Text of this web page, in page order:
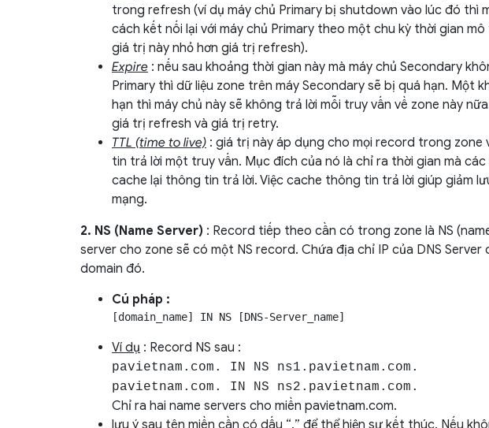
trong refresh (ví dụ máy chủ Primary bị shutdown vào lúc đó thì
cách kết nối lại với máy chủ Primary theo một chu kỳ thời gian
giá trị này nhỏ hơn giá trị refresh).
Expire : nếu sau khoảng thời gian này mà máy chủ Secondary
Primary thì dữ liệu zone trên máy Secondary sẽ bị quá hạn. Một
hạn thì máy chủ này sẽ không trả lời mỗi truy vấn về zone này
giá trị refresh và giá trị retry.
TTL (time to live) : giá trị này áp dụng cho mọi record trong
tin trả lời một truy vấn. Mục đích của nó là chỉ ra thời gian mà
cache lại thông tin trả lời. Việc cache thông tin trả lời giúp giảm
mạng.
2. NS (Name Server) : Record tiếp theo cần có trong zone là NS
server cho zone sẽ có một NS record. Chứa địa chỉ IP của DNS
domain đó.
Cú pháp :
[domain_name] IN NS [DNS-Server_name]
Ví dụ : Record NS sau :
pavietnam.com. IN NS ns1.pavietnam.com.
pavietnam.com. IN NS ns2.pavietnam.com.
Chỉ ra hai name servers cho miền pavietnam.com.
lưu ý sau tên miền cần có dấu “.” để thể hiện sự kết thúc. Nếu